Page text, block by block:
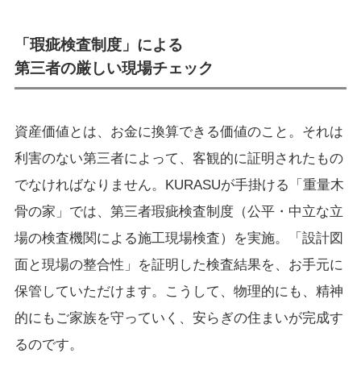
「瑕疵検査制度」による
第三者の厳しい現場チェック
資産価値とは、お金に換算できる価値のこと。それは
利害のない第三者によって、客観的に証明されたもの
でなければなりません。KURASUが手掛ける「重量木
骨の家」では、第三者瑕疵検査制度（公平・中立な立
場の検査機関による施工現場検査）を実施。「設計図
面と現場の整合性」を証明した検査結果を、お手元に
保管していただけます。こうして、物理的にも、精神
的にもご家族を守っていく、安らぎの住まいが完成す
るのです。